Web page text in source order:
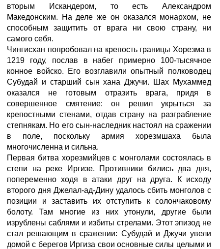
вторым Искандером, то есть Александром
Македонским. На деле же он оказался монархом, не
способным защитить от врага ни свою страну, ни
самого себя.
Чингисхан попробовал на крепость границы Хорезма в
1219 году, послав в набег примерно 100-тысячное
конное войско. Его возглавили опытный полководец
Субудай и старший сын хана Джучи. Шах Мухаммед
оказался не готовым отразить врага, придя в
совершенное смятение: он решил укрыться за
крепостными стенами, отдав страну на разграбление
степнякам. Но его сын-наследник настоял на сражении
в поле, поскольку армия хорезмшаха была
многочисленна и сильна.
Первая битва хорезмийцев с монголами состоялась в
степи на реке Иргизе. Противники бились два дня,
попеременно ходя в атаки друг на друга. К исходу
второго дня Джелал-ад-Дину удалось сбить монголов с
позиции и заставить их отступить к солончаковому
болоту. Там многие из них утонули, другие были
изрублены саблями и избиты стрелами. Этот эпизод не
стал решающим в сражении: Субудай и Джучи увели
домой с берегов Иргиза свои основные силы целыми и